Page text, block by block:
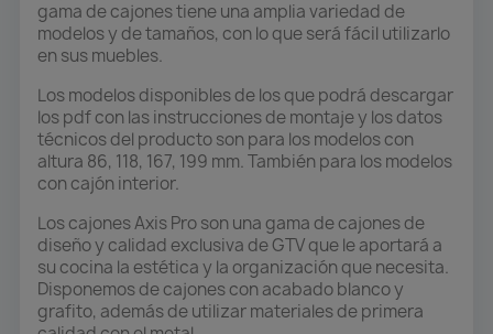
gama de cajones tiene una amplia variedad de
modelos y de tamaños, con lo que será fácil utilizarlo
en sus muebles.
Los modelos disponibles de los que podrá descargar
los pdf con las instrucciones de montaje y los datos
técnicos del producto son para los modelos con
altura 86, 118, 167, 199 mm. También para los modelos
con cajón interior.
Los cajones Axis Pro son una gama de cajones de
diseño y calidad exclusiva de GTV que le aportará a
su cocina la estética y la organización que necesita.
Disponemos de cajones con acabado blanco y
grafito, además de utilizar materiales de primera